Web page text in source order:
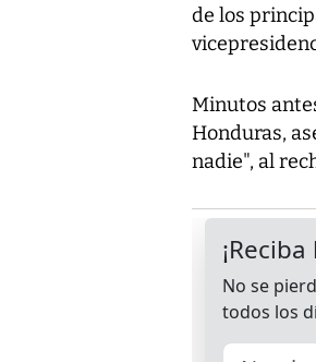
de los
Minutos
Honduras,
nadie", al